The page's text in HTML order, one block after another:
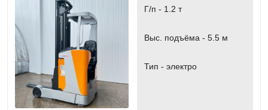
Г/п - 1.2 т
Выс. подъёма - 5.5 м
Тип - электро